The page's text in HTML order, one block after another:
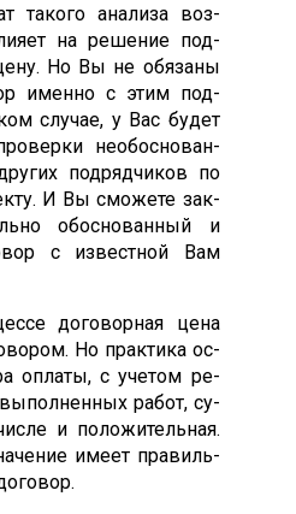
та­кого ана­лиза воз­
на ре­шение под­
Но Вы не обя­заны
имен­но с этим под­
слу­чае, у Вас бу­дет
не­обос­но­ван­
под­рядчи­ков по
И Вы смо­жете зак­
обос­но­ван­ный и
с из­вес­тной Вам
до­говор­ная це­на
Но прак­ти­ка ос­
оп­ла­ты, с уче­том ре­
ра­бот, су­
и по­ложи­тель­ная.
име­ет пра­виль­